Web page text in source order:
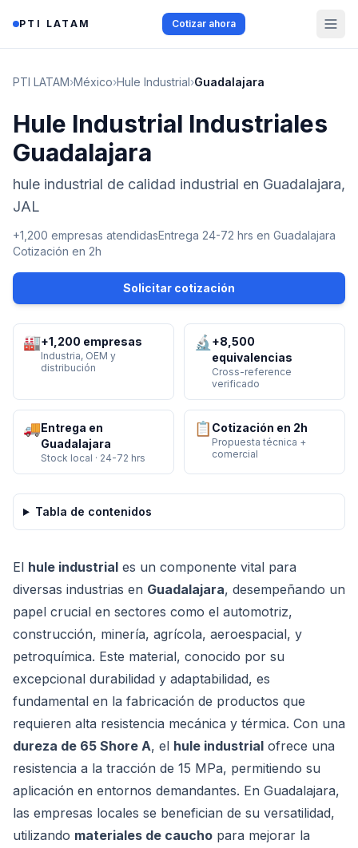
PTI LATAM Cotizar ahora
PTI LATAM›México›Hule Industrial›Guadalajara
Hule Industrial Industriales
Guadalajara
hule industrial de calidad industrial en Guadalajara,
JAL
+1,200 empresas atendidasEntrega 24-72 hrs en Guadalajara
Cotización en 2h
Solicitar cotización
🏭+1,200 empresas
Industria, OEM y
distribución
🔬 +8,500
equivalencias
Cross-reference
verificado
🚚Entrega en
Guadalajara
Stock local · 24-72 hrs
📋 Cotización en 2h
Propuesta técnica +
comercial
Tabla de contenidos
El hule industrial es un componente vital para
diversas industrias en Guadalajara, desempeñando un
papel crucial en sectores como el automotriz,
construcción, minería, agrícola, aeroespacial, y
petroquímica. Este material, conocido por su
excepcional durabilidad y adaptabilidad, es
fundamental en la fabricación de productos que
requieren alta resistencia mecánica y térmica. Con una
dureza de 65 Shore A, el hule industrial ofrece una
resistencia a la tracción de 15 MPa, permitiendo su
aplicación en entornos demandantes. En Guadalajara,
las empresas locales se benefician de su versatilidad,
utilizando materiales de caucho para mejorar la